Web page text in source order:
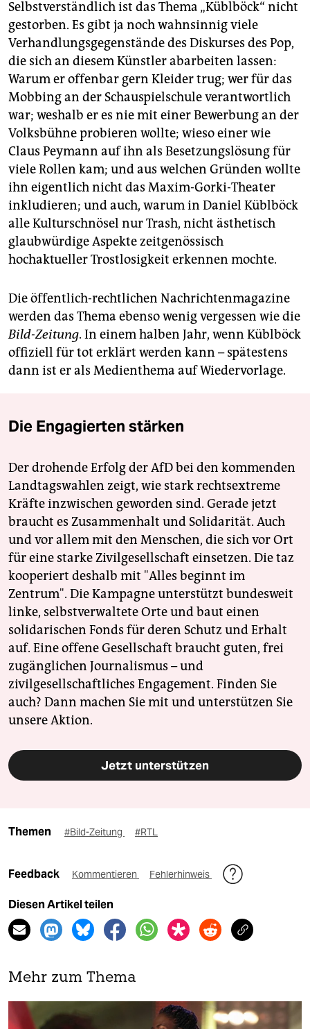
Selbstverständlich ist das Thema „Küblböck“ nicht
gestorben. Es gibt ja noch wahnsinnig viele
Verhandlungsgegenstände des Diskurses des Pop,
die sich an diesem Künstler abarbeiten lassen:
Warum er offenbar gern Kleider trug; wer für das
Mobbing an der Schauspielschule verantwortlich
war; weshalb er es nie mit einer Bewerbung an der
Volksbühne probieren wollte; wieso einer wie
Claus Peymann auf ihn als Besetzungslösung für
viele Rollen kam; und aus welchen Gründen wollte
ihn eigentlich nicht das Maxim-Gorki-Theater
inkludieren; und auch, warum in Daniel Küblböck
alle Kulturschnösel nur Trash, nicht ästhetisch
glaubwürdige Aspekte zeitgenössisch
hochaktueller Trostlosigkeit erkennen mochte.
Die öffentlich-rechtlichen Nachrichtenmagazine
werden das Thema ebenso wenig vergessen wie die
Bild-Zeitung. In einem halben Jahr, wenn Küblböck
offiziell für tot erklärt werden kann – spätestens
dann ist er als Medienthema auf Wiedervorlage.
Die Engagierten stärken
Der drohende Erfolg der AfD bei den kommenden
Landtagswahlen zeigt, wie stark rechtsextreme
Kräfte inzwischen geworden sind. Gerade jetzt
braucht es Zusammenhalt und Solidarität. Auch
und vor allem mit den Menschen, die sich vor Ort
für eine starke Zivilgesellschaft einsetzen. Die taz
kooperiert deshalb mit "Alles beginnt im
Zentrum". Die Kampagne unterstützt bundesweit
linke, selbstverwaltete Orte und baut einen
solidarischen Fonds für deren Schutz und Erhalt
auf. Eine offene Gesellschaft braucht guten, frei
zugänglichen Journalismus – und
zivilgesellschaftliches Engagement. Finden Sie
auch? Dann machen Sie mit und unterstützen Sie
unsere Aktion.
Jetzt unterstützen
Themen #Bild-Zeitung #RTL
Feedback Kommentieren Fehlerhinweis
Diesen Artikel teilen
Mehr zum Thema